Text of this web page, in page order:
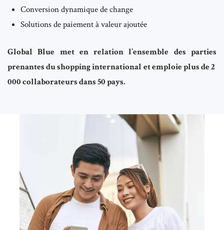
Conversion dynamique de change
Solutions de paiement à valeur ajoutée
Global Blue met en relation l’ensemble des parties
prenantes du shopping international et emploie plus de 2
000 collaborateurs dans 50 pays.